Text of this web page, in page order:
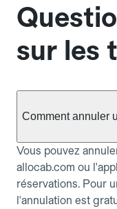
sur les
Comment annuler
Vous pouvez
allocab.com ou
réservations. Pour
l'annulation est